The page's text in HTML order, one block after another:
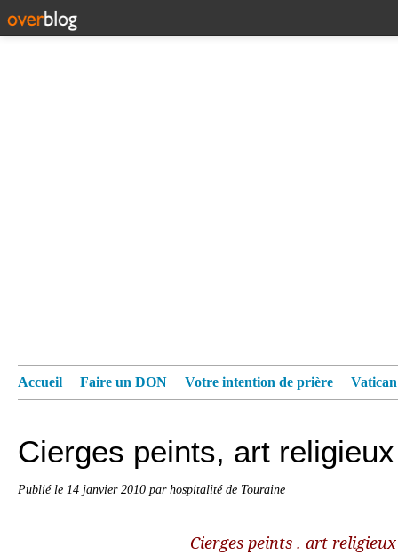
Accueil Faire un DON Votre intention de prière
Cierges peints, art
Publié le 14 janvier 2010 par hospitalité de Touraine
Cierges peints . art religieux